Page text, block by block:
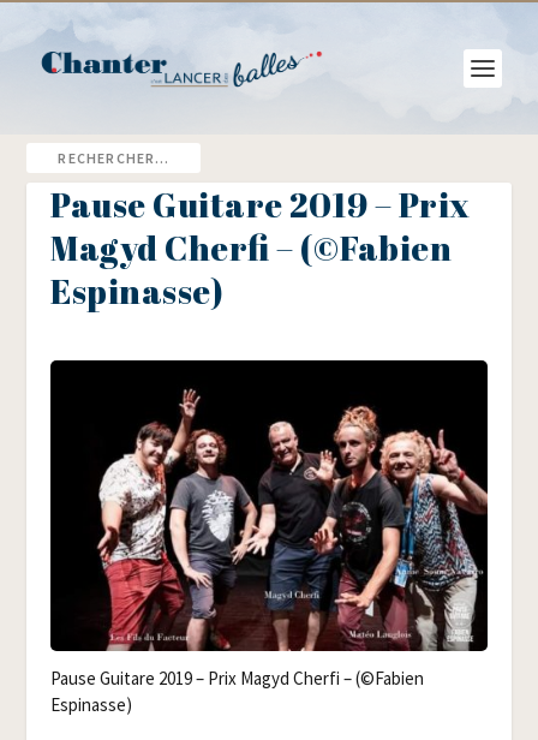
Pause Guitare 2019 – Prix
Magyd Cherfi – (©Fabien
Espinasse)
Pause Gui­tare 2019 – Prix Magyd Cher­fi – (©Fabien
Espinasse)